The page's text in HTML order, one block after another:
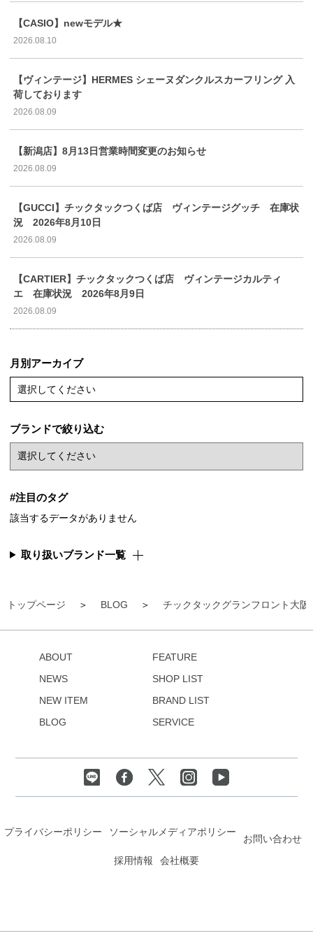
トップページ BLOG チックタックグランフロント大阪
【CASIO】newモデル★
2026.08.10
【ヴィンテージ】HERMES シェーヌダンクルスカーフリング 入
荷しております
2026.08.09
【新潟店】8月13日営業時間変更のお知らせ
2026.08.09
【GUCCI】チックタックつくば店 ヴィンテージグッチ 在庫状
況 2026年8月10日
2026.08.09
【CARTIER】チックタックつくば店 ヴィンテージカルティ
エ 在庫状況 2026年8月9日
2026.08.09
月別アーカイブ
選択してください
ブランドで絞り込む
#注目のタグ
該当するデータがありません
取り扱いブランド一覧
ABOUT
NEWS
NEW ITEM
BLOG
FEATURE
SHOP LIST
BRAND LIST
SERVICE
プライバシーポリシー ソーシャルメディアポリシー
お問い合わせ
採用情報
会社概要